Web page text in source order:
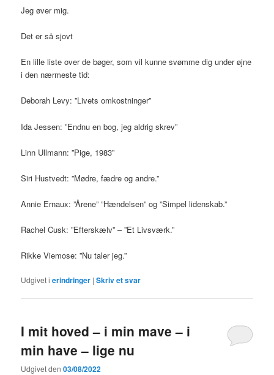
Jeg øver mig.
Det er så sjovt
En lille liste over de bøger, som vil kunne svømme dig under øjne
i den nærmeste tid:
Deborah Levy: ”Livets omkostninger”
Ida Jessen: ”Endnu en bog, jeg aldrig skrev”
Linn Ullmann: ”Pige, 1983”
Siri Hustvedt: ”Mødre, fædre og andre.”
Annie Ernaux: ”Årene” ”Hændelsen” og ”Simpel lidenskab.”
Rachel Cusk: ”Efterskælv” – ”Et Livsværk.”
Rikke Viemose: ”Nu taler jeg.”
Udgivet i erindringer |Skriv et svar
I mit hoved – i min mave – i
min have – lige nu
Udgivet den03/08/2022